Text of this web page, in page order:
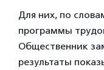
Для них, по
программы
Общественник
результаты